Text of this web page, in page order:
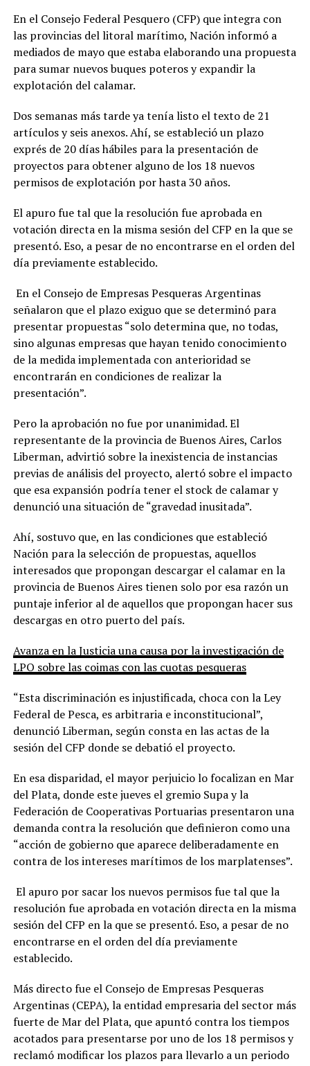
En el Consejo Federal Pesquero (CFP) que integra con
las provincias del litoral marítimo, Nación informó a
mediados de mayo que estaba elaborando una propuesta
para sumar nuevos buques poteros y expandir la
explotación del calamar.
Dos semanas más tarde ya tenía listo el texto de 21
artículos y seis anexos. Ahí, se estableció un plazo
exprés de 20 días hábiles para la presentación de
proyectos para obtener alguno de los 18 nuevos
permisos de explotación por hasta 30 años.
El apuro fue tal que la resolución fue aprobada en
votación directa en la misma sesión del CFP en la que se
presentó. Eso, a pesar de no encontrarse en el orden del
día previamente establecido.
En el Consejo de Empresas Pesqueras Argentinas
señalaron que el plazo exiguo que se determinó para
presentar propuestas “solo determina que, no todas,
sino algunas empresas que hayan tenido conocimiento
de la medida implementada con anterioridad se
encontrarán en condiciones de realizar la
presentación”.
Pero la aprobación no fue por unanimidad. El
representante de la provincia de Buenos Aires, Carlos
Liberman, advirtió sobre la inexistencia de instancias
previas de análisis del proyecto, alertó sobre el impacto
que esa expansión podría tener el stock de calamar y
denunció una situación de “gravedad inusitada”.
Ahí, sostuvo que, en las condiciones que estableció
Nación para la selección de propuestas, aquellos
interesados que propongan descargar el calamar en la
provincia de Buenos Aires tienen solo por esa razón un
puntaje inferior al de aquellos que propongan hacer sus
descargas en otro puerto del país.
Avanza en la Justicia una causa por la investigación de
LPO sobre las coimas con las cuotas pesqueras
“Esta discriminación es injustificada, choca con la Ley
Federal de Pesca, es arbitraria e inconstitucional”,
denunció Liberman, según consta en las actas de la
sesión del CFP donde se debatió el proyecto.
En esa disparidad, el mayor perjuicio lo focalizan en Mar
del Plata, donde este jueves el gremio Supa y la
Federación de Cooperativas Portuarias presentaron una
demanda contra la resolución que definieron como una
“acción de gobierno que aparece deliberadamente en
contra de los intereses marítimos de los marplatenses”.
El apuro por sacar los nuevos permisos fue tal que la
resolución fue aprobada en votación directa en la misma
sesión del CFP en la que se presentó. Eso, a pesar de no
encontrarse en el orden del día previamente
establecido.
Más directo fue el Consejo de Empresas Pesqueras
Argentinas (CEPA), la entidad empresaria del sector más
fuerte de Mar del Plata, que apuntó contra los tiempos
acotados para presentarse por uno de los 18 permisos y
reclamó modificar los plazos para llevarlo a un periodo